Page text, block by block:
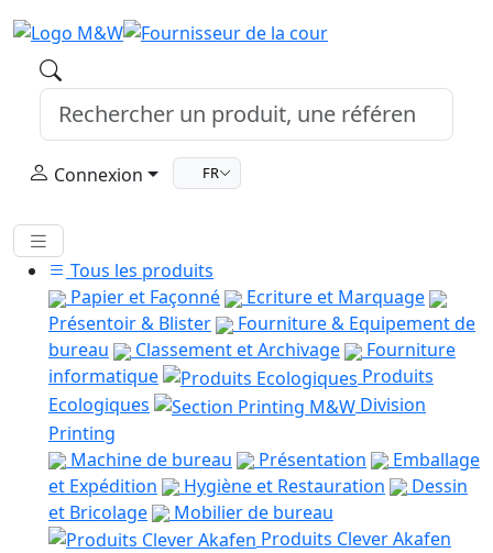
Connexion FR
Tous les produits
Papier et Façonné
Ecriture et Marquage
Présentoir & Blister
Fourniture & Equipement de
bureau
Classement et Archivage
Fourniture
informatique
Produits
Ecologiques
Division
Printing
Machine de bureau
Présentation
Emballage
et Expédition
Hygiène et Restauration
Dessin
et Bricolage
Mobilier de bureau
Produits Clever Akafen